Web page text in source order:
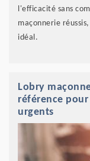
l'efficacité sans
maçonnerie
idéal.
Lobry
référence
urgents